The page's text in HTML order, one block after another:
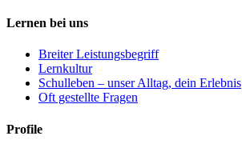
Lernen bei uns
Breiter Leistungsbegriff
Lernkultur
Schulleben – unser Alltag, dein Erlebnis
Oft gestellte Fragen
Profile